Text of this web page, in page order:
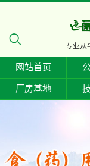
专业从
网站首页
厂房基地